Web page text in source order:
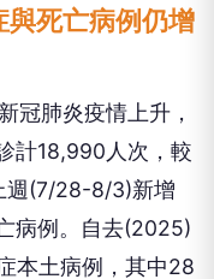
死亡病例仍增
冠肺炎疫情上升，
計18,990人次，較
週(7/28-8/3)新增
病例。自去(2025)
本土病例，其中28